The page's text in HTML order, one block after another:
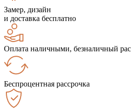
Замер, дизайн
и доставка бесплатно
Оплата наличными, безналичный
Беспроцентная рассрочка